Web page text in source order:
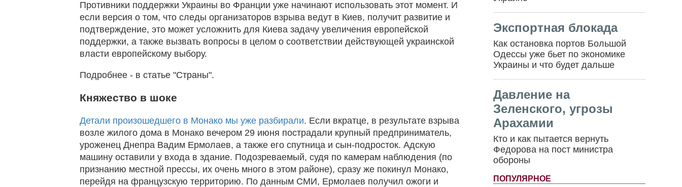
Экспортная блокада
Как остановка портов Большой
Одессы уже бьет по экономике
Украины и что будет дальше
Давление на
Зеленского, угрозы
Арахамии
Кто и как пытается вернуть
Федорова на пост министра
обороны
ПОПУЛЯРНОЕ
Противники поддержки Украины во Франции уже начинают использовать этот момент. И
если версия о том, что следы организаторов взрыва ведут в Киев, получит развитие и
подтверждение, это может усложнить для Киева задачу увеличения европейской
поддержки, а также вызвать вопросы в целом о соответствии действующей украинской
власти европейскому выбору.
Подробнее - в статье "Страны".
Княжество в шоке
Детали произошедшего в Монако мы уже разбирали. Если вкратце, в результате взрыва
возле жилого дома в Монако вечером 29 июня пострадали крупный предприниматель,
уроженец Днепра Вадим Ермолаев, а также его спутница и сын-подросток. Адскую
машину оставили у входа в здание. Подозреваемый, судя по камерам наблюдения (по
признанию местной прессы, их очень много в этом районе), сразу же покинул Монако,
перейдя на французскую территорию. По данным СМИ, Ермолаев получил ожоги и